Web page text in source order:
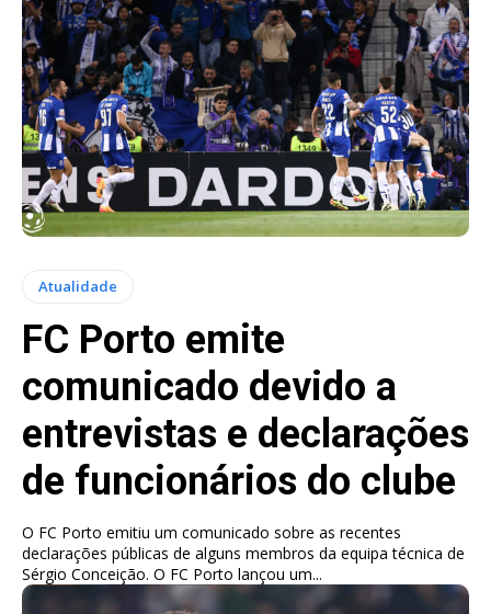
Atualidade
FC Porto emite
comunicado devido a
entrevistas e declarações
de funcionários do clube
O FC Porto emitiu um comunicado sobre as recentes
declarações públicas de alguns membros da equipa técnica de
Sérgio Conceição. O FC Porto lançou um...